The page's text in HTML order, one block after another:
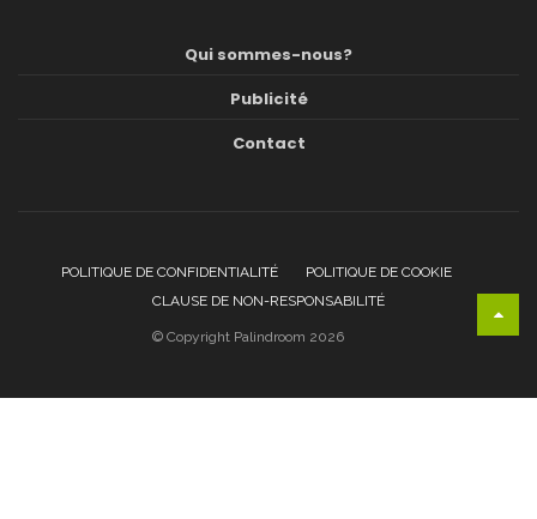
Qui sommes-nous?
Publicité
Contact
POLITIQUE DE CONFIDENTIALITÉ
POLITIQUE DE COOKIE
CLAUSE DE NON-RESPONSABILITÉ
© Copyright Palindroom 2026